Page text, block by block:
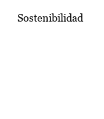
Sostenibilidad